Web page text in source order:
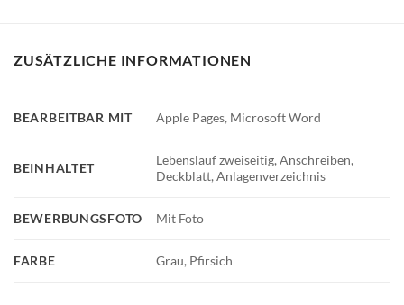
ZUSÄTZLICHE INFORMATIONEN
BEARBEITBAR MIT Apple Pages, Microsoft Word
BEINHALTET
Lebenslauf zweiseitig, Anschreiben,
Deckblatt, Anlagenverzeichnis
BEWERBUNGSFOTO Mit Foto
FARBE Grau, Pfirsich